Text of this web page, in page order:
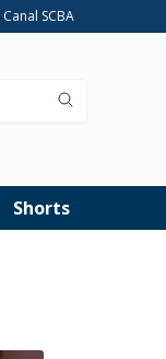
Canal SCBA
Shorts